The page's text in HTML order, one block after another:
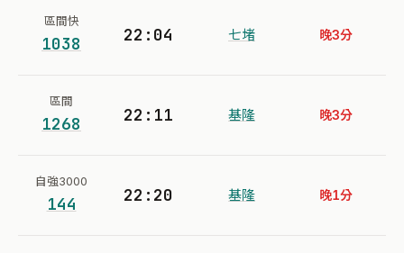
區間快
1038 22:04 七堵 晚3分
區間
1268 22:11 基隆 晚3分
自強3000
144 22:20 基隆 晚1分